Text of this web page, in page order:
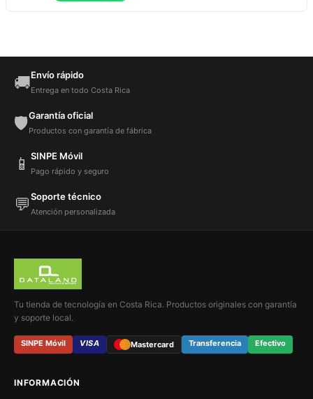
🚚Envío rápido
Entrega en todo Costa Rica
🛡️Garantía oficial
Productos con garantía de fábrica
📱 SINPE Móvil
Pago rápido y seguro
💬Soporte técnico
Atención personalizada
Tu tienda de tecnología en Costa Rica. Productos originales con garantía
y soporte local.
SINPE Móvil VISA Mastercard Transferencia Efectivo
INFORMACIÓN